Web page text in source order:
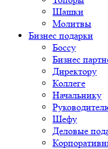
Шашки
Молитвы
Бизнес подарки
Боссу
Бизнес
Директору
Коллеге
Начальнику
Шефу
Деловые